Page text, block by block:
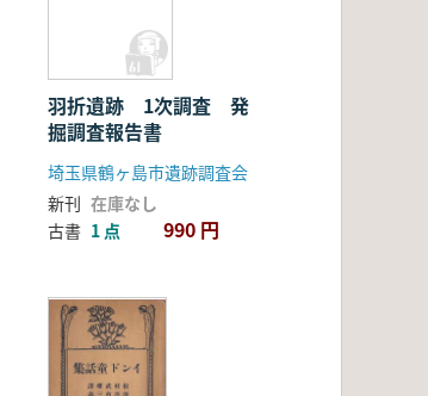
羽折遺跡 1次調査 発
掘調査報告書
埼玉県鶴ヶ島市遺跡調査会
新刊 在庫なし
古書 1 点 990 円